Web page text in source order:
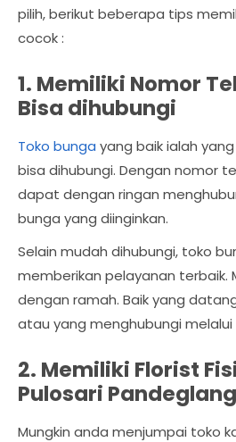
pilih, berikut beberapa tips
cocok :
1. Memiliki Nomor
Bisa dihubungi
Toko bunga yang baik ialah
bisa dihubungi. Dengan nomor
dapat dengan ringan
bunga yang diinginkan.
Selain mudah dihubungi, toko
memberikan pelayanan terbaik.
dengan ramah. Baik yang
atau yang menghubungi
2. Memiliki Florist
Pulosari Pandeglang
Mungkin anda menjumpai toko